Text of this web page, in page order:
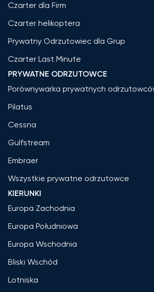
Czarter dla Firm
Czarter helikoptera
Prywatny Odrzutowiec dla Grup
Czarter Last Minute
PRYWATNE ODRZUTOWCE
Porównywarka prywatnych
Pilatus
Cessna
Gulfstream
Embraer
Wszystkie prywatne odrzutowce
KIERUNKI
Europa Zachodnia
Europa Południowa
Europa Wschodnia
Bliski Wschód
Lotniska